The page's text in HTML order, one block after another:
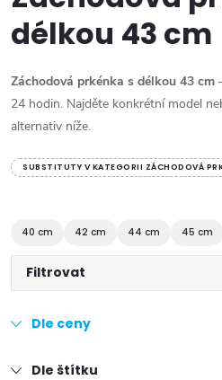
délkou 43 cm
Záchodová prkénka s délkou 43 cm
24 hodin. Najděte konkrétní model
alternativ níže.
SUBSTITUTY V KATEGORII ZÁCHODOVÁ
40 cm 42 cm 44 cm 45 cm
Filtrovat
Dle ceny
Dle štítku